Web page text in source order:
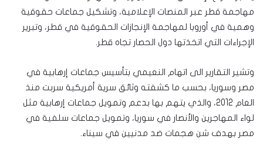
مهاجمة قطر عبر المنصات الإعلامية، وتشكيل جماعات حقوقية
وهمية في أوروبا لمهاجمة الإنجازات الحقوقية في قطر، وتبرير
الإجراءات التي اتخذتها دول الحصار تجاه قطر.
وتشير التقارير الى اتهام النعيمي بتأسيس جماعات إرهابية في
مصر وسوريا، بحسب ما كشفته وثائق سرية أمريكية سربت منذ
العام 2012، والذي يتهم بها بدعم وتمويل جماعات إرهابية مثل
لواء المهاجرين والأنصار في سوريا، وتمويل جماعات سلفية في
مصر بهدف شن هجمات ضد مدنيين في سيناء.